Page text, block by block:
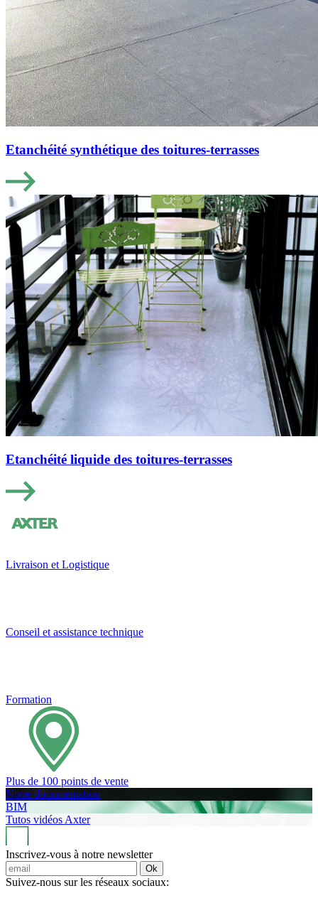
Etanchéité synthétique des toitures-terrasses
Etanchéité liquide des toitures-terrasses
Livraison et Logistique
Conseil et assistance technique
Formation
Plus de 100 points de vente
Notre documentation
BIM
Tutos vidéos Axter
Inscrivez-vous à notre newsletter
Ok
Suivez-nous sur les réseaux sociaux: